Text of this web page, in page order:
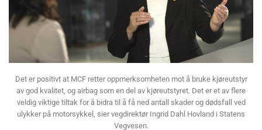
Det er positivt at MCF retter oppmerksomheten mot å bruke kjøreutstyr
av god kvalitet, og airbag som en del av kjøreutstyret. Det er et av flere
veldig viktige tiltak for å bidra til å få ned antall skader og dødsfall ved
ulykker på motorsykkel, sier vegdirektør Ingrid Dahl Hovland i Statens
Vegvesen.